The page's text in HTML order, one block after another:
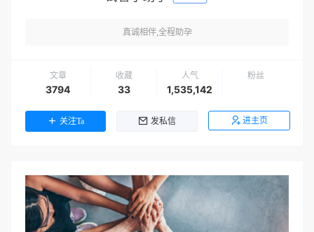
真诚相伴,全程助孕
文章
3794
收藏
33
人气
1,535,142
粉丝
关注Ta 发私信 进主页